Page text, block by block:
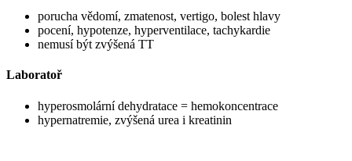
porucha vědomí, zmatenost, vertigo, bolest hlavy
pocení, hypotenze, hyperventilace, tachykardie
nemusí být zvýšená TT
Laboratoř
hyperosmolární dehydratace = hemokoncentrace
hypernatremie, zvýšená urea i kreatinin